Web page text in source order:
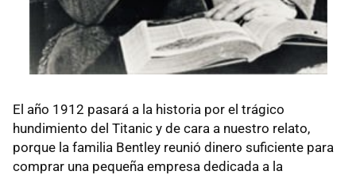
El año 1912 pasará a la historia por el trágico
hundimiento del Titanic y de cara a nuestro relato,
porque la familia Bentley reunió dinero suficiente para
comprar una pequeña empresa dedicada a la